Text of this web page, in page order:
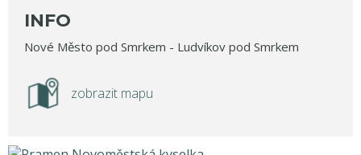
INFO
Nové Město pod Smrkem - Ludvíkov pod Smrkem
zobrazit mapu